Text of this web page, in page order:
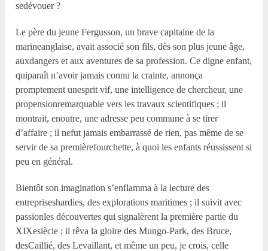
sedévouer ?
Le père du jeune Fergusson, un brave capitaine de la
marineanglaise, avait associé son fils, dès son plus jeune âge,
auxdangers et aux aventures de sa profession. Ce digne enfant,
quiparaît n’avoir jamais connu la crainte, annonça
promptement unesprit vif, une intelligence de chercheur, une
propensionremarquable vers les travaux scientifiques ; il
montrait, enoutre, une adresse peu commune à se tirer
d’affaire ; il nefut jamais embarrassé de rien, pas même de se
servir de sa premièrefourchette, à quoi les enfants réussissent si
peu en général.
Bientôt son imagination s’enflamma à la lecture des
entrepriseshardies, des explorations maritimes ; il suivit avec
passionles découvertes qui signalèrent la première partie du
XIXesiècle ; il rêva la gloire des Mungo-Park, des Bruce,
desCaillié, des Levaillant, et même un peu, je crois, celle